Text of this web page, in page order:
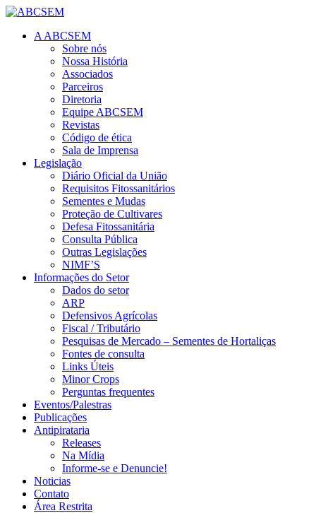
A ABCSEM
Sobre nós
Nossa História
Associados
Parceiros
Diretoria
Equipe ABCSEM
Revistas
Código de ética
Sala de Imprensa
Legislação
Diário Oficial da União
Requisitos Fitossanitários
Sementes e Mudas
Proteção de Cultivares
Defesa Fitossanitária
Consulta Pública
Outras Legislações
NIMF’S
Informações do Setor
Dados do setor
ARP
Defensivos Agrícolas
Fiscal / Tributário
Pesquisas de Mercado – Sementes de Hortaliças
Fontes de consulta
Links Úteis
Minor Crops
Perguntas frequentes
Eventos/Palestras
Publicações
Antipirataria
Releases
Na Mídia
Informe-se e Denuncie!
Noticias
Contato
Área Restrita